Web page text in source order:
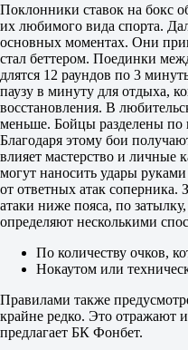
Хассан Азим
-
Джек Мартин
8 августа в 18:30
1.15
22.00
5.60
Диего Красимиров
-
Эшли Илз
8 августа в 19:00
1.40
20.00
3.05
Сэм Хикки
Брэд Акс
8 августа в 20:30
1.08
27.00
8.00
Поклонники ставок на бокс
их любимого вида спорта.
основных моментах. Они
стал беттером. Поединки
длятся 12 раундов по 3
паузу в минуту для отдыха,
восстановления. В
меньше. Бойцы разделены по
Благодаря этому бои
влияет мастерство и личные
могут наносить удары
от ответных атак соперника.
атаки ниже пояса, по
определяют несколькими
По количеству очков,
Нокаутом или
Правилами также
крайне редко. Это отражают
предлагает БК Фонбет.